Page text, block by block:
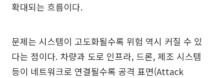
확대되는 흐름이다.
문제는 시스템이 고도화될수록 위험 역시 커질 수 있
다는 점이다. 차량과 도로 인프라, 드론, 제조 시스템
등이 네트워크로 연결될수록 공격 표면(Attack